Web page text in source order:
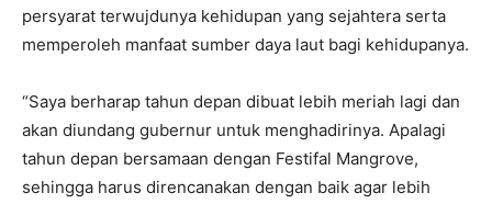
persyarat terwujdunya kehidupan yang sejahtera serta
memperoleh manfaat sumber daya laut bagi kehidupanya.
“Saya berharap tahun depan dibuat lebih meriah lagi dan
akan diundang gubernur untuk menghadirinya. Apalagi
tahun depan bersamaan dengan Festifal Mangrove,
sehingga harus direncanakan dengan baik agar lebih